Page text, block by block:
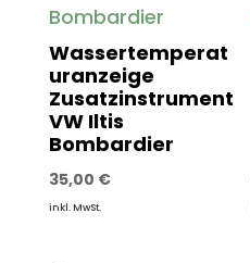
Wassertemperat
uranzeige
Zusatzinstrument
VW Iltis
Bombardier
35,00 €
inkl. MwSt.